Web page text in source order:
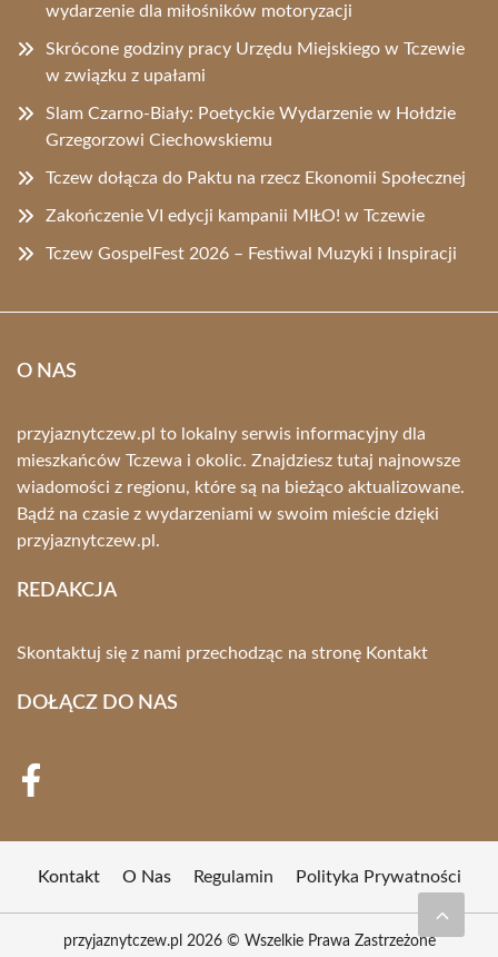
wydarzenie dla miłośników motoryzacji
Skrócone godziny pracy Urzędu Miejskiego w Tczewie
w związku z upałami
Slam Czarno-Biały: Poetyckie Wydarzenie w Hołdzie
Grzegorzowi Ciechowskiemu
Tczew dołącza do Paktu na rzecz Ekonomii Społecznej
Zakończenie VI edycji kampanii MIŁO! w Tczewie
Tczew GospelFest 2026 – Festiwal Muzyki i Inspiracji
O NAS
przyjaznytczew.pl to lokalny serwis informacyjny dla
mieszkańców Tczewa i okolic. Znajdziesz tutaj najnowsze
wiadomości z regionu, które są na bieżąco aktualizowane.
Bądź na czasie z wydarzeniami w swoim mieście dzięki
przyjaznytczew.pl.
REDAKCJA
Skontaktuj się z nami przechodząc na stronę Kontakt
DOŁĄCZ DO NAS
Kontakt O Nas Regulamin Polityka Prywatności
przyjaznytczew.pl 2026 © Wszelkie Prawa Zastrzeżone